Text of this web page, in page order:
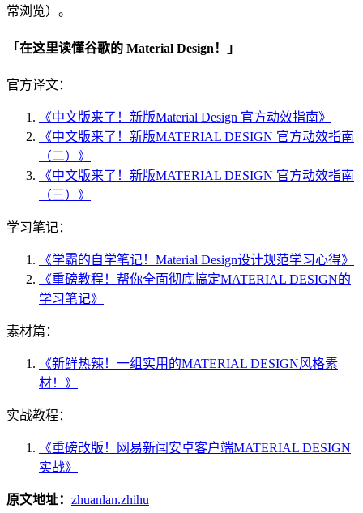
常浏览）。
「在这里读懂谷歌的 Material Design！」
官方译文：
《中文版来了！新版Material Design 官方动效指南》
《中文版来了！新版MATERIAL DESIGN 官方动效指南
（二）》
《中文版来了！新版MATERIAL DESIGN 官方动效指南
（三）》
学习笔记：
《学霸的自学笔记！Material Design设计规范学习心得》
《重磅教程！帮你全面彻底搞定MATERIAL DESIGN的
学习笔记》
素材篇：
《新鲜热辣！一组实用的MATERIAL DESIGN风格素
材！》
实战教程：
《重磅改版！网易新闻安卓客户端MATERIAL DESIGN
实战》
原文地址： zhuanlan.zhihu